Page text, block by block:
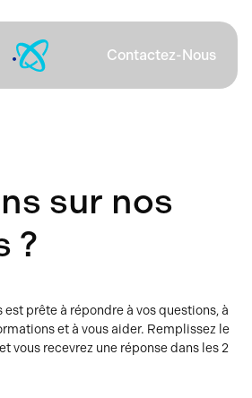
Contactez-Nous
sur nos
?
prête à répondre à vos questions, à
et à vous aider. Remplissez le
vous recevrez une réponse dans les 2